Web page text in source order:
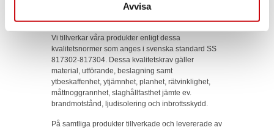
Avvisa
Garanti
Vi tillverkar våra produkter enligt dessa
kvalitetsnormer som anges i svenska standard SS
817302-817304. Dessa kvalitetskrav gäller
material, utförande, beslagning samt
ytbeskaffenhet, ytjämnhet, planhet, rätvinklighet,
måttnoggrannhet, slaghållfasthet jämte ev.
brandmotstånd, ljudisolering och inbrottsskydd.
På samtliga produkter tillverkade och levererade av